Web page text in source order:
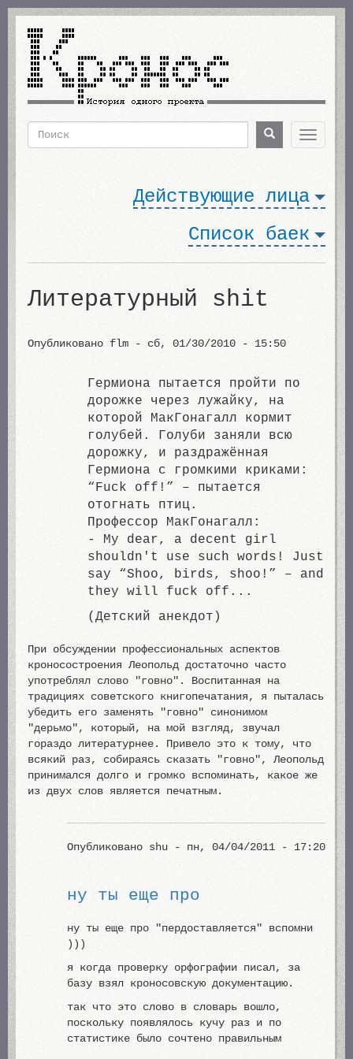
Перейти
основному
содержанию
Поиск Поиск
Toggle
Действующие лица
Список баек
Литературный shit
Опубликовано flm - сб, 01/30/2010 - 15:50
Гермиона пытается пройти по
дорожке через лужайку, на
которой МакГонагалл кормит
голубей. Голуби заняли всю
дорожку, и раздражённая
Гермиона с громкими криками:
“Fuck off!” – пытается
отогнать птиц.
Профессор МакГонагалл:
- My dear, a decent girl
shouldn't use such words! Just
sау “Shoo, birds, shoo!” – and
they will fuсk оff...
(Детский анекдот)
При обсуждении профессиональных аспектов
кроносостроения Леопольд достаточно часто
употреблял слово "говно". Воспитанная на
традициях советского книгопечатания, я пыталась
убедить его заменять "говно" синонимом
"дерьмо", который, на мой взгляд, звучал
гораздо литературнее. Привело это к тому, что
всякий раз, собираясь сказать "говно", Леопольд
принимался долго и громко вспоминать, какое же
из двух слов является печатным.
Опубликовано shu - пн, 04/04/2011 - 17:20
ну ты еще про
ну ты еще про "пердоставляется" вспомни
)))
я когда проверку орфографии писал, за
базу взял кроносовскую документацию.
так что это слово в словарь вошло,
поскольку появлялось кучу раз и по
статистике было сочтено правильным